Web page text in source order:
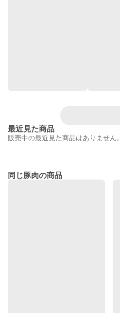
最近見た商品
販売中の最近見た商品はありません。
同じ豚肉の商品